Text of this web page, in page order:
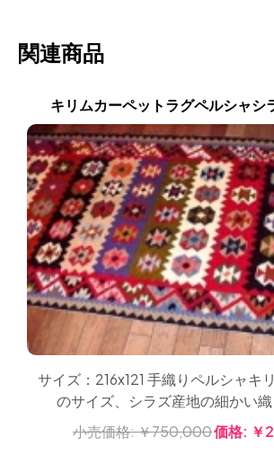
関連商品
キリムカーペットラグペルシャ
サイズ：216x121 手織りペルシャキ
のサイズ、シラズ産地の細かい
小売価格:￥750,000価格: ￥